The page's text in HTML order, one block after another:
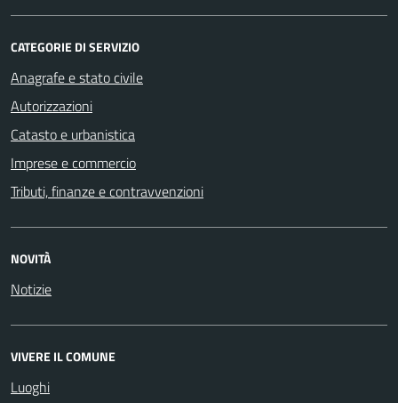
CATEGORIE DI SERVIZIO
Anagrafe e stato civile
Autorizzazioni
Catasto e urbanistica
Imprese e commercio
Tributi, finanze e contravvenzioni
NOVITÀ
Notizie
VIVERE IL COMUNE
Luoghi